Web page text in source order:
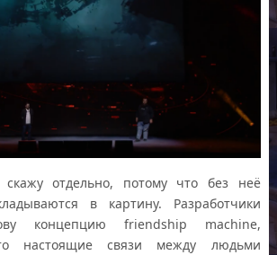
отдельно, потому что без неё
в картину. Разработчики
концепцию friendship machine,
настоящие связи между людьми